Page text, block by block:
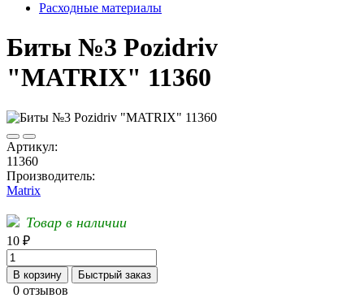
Расходные материалы
Биты №3 Pozidriv
"MATRIX" 11360
Артикул:
11360
Производитель:
Matrix
Товар в наличии
10 ₽
В корзину Быстрый заказ
0 отзывов